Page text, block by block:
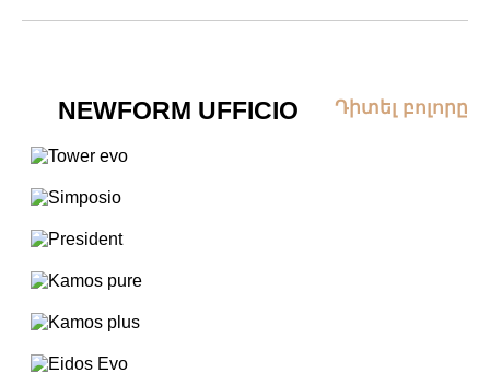
NEWFORM UFFICIO Դիտել բոլորը